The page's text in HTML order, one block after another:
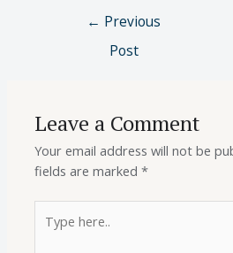
← Previous
Post
Leave a Comment
Your email address will not be
fields are marked*